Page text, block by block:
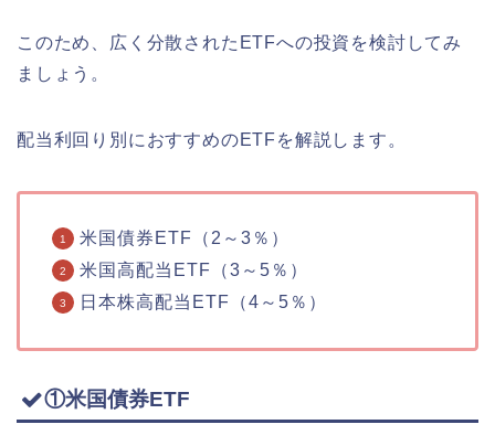
このため、広く分散されたETFへの投資を検討してみ
ましょう。
配当利回り別におすすめのETFを解説します。
米国債券ETF（2～3％）
米国高配当ETF（3～5％）
日本株高配当ETF（4～5％）
①米国債券ETF